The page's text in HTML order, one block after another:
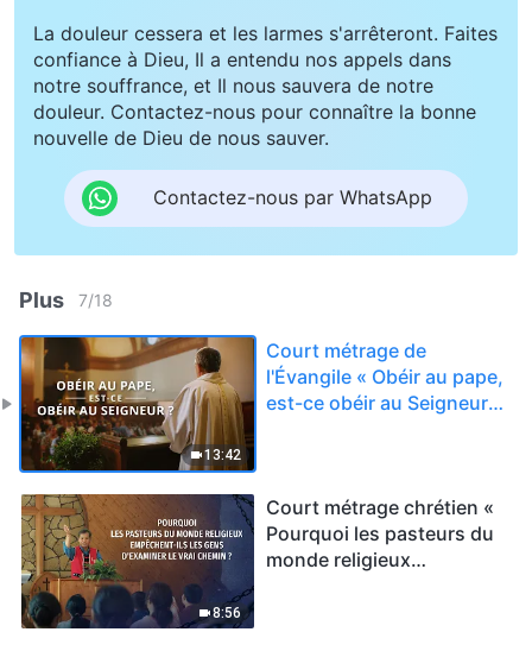
La douleur cessera et les larmes s'arrêteront. Faites
confiance à Dieu, Il a entendu nos appels dans
notre souffrance, et Il nous sauvera de notre
douleur. Contactez-nous pour connaître la bonne
nouvelle de Dieu de nous sauver.
Contactez-nous par WhatsApp
Plus 7/18
13:42
Court métrage de
l'Évangile « Obéir au pape,
est-ce obéir au Seigneur ?
8:56
Court métrage chrétien «
Pourquoi les pasteurs du
monde religieux